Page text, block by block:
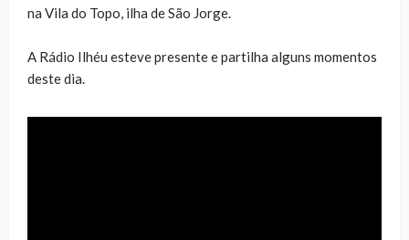
na Vila do Topo, ilha de São Jorge.
A Rádio Ilhéu esteve presente e partilha alguns momentos
deste dia.